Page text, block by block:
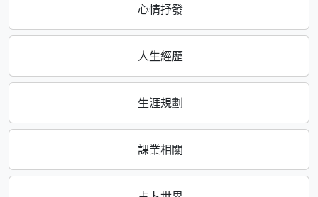
心情抒發
人生經歷
生涯規劃
課業相關